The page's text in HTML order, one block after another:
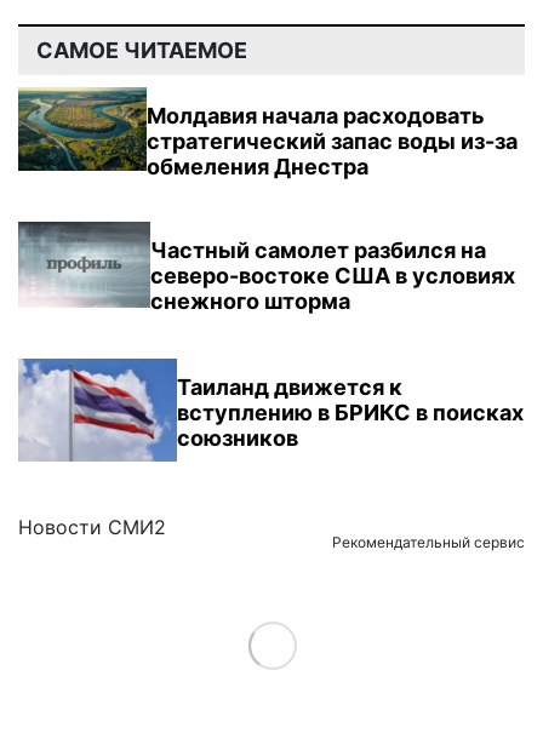
САМОЕ ЧИТАЕМОЕ
Молдавия начала расходовать
стратегический запас воды из-за
обмеления Днестра
Частный самолет разбился на
северо-востоке США в условиях
снежного шторма
Таиланд движется к
вступлению в БРИКС в поисках
союзников
Новости СМИ2
Рекомендательный сервис
Load More